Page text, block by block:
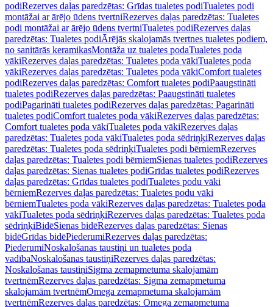
podiRezerves daļas paredzētas: Grīdas tualetes podiTualetes podi
montāžai ar ārējo ūdens tvertniRezerves daļas paredzētas: Tualetes
podi montāžai ar ārējo ūdens tvertniTualetes podiRezerves daļas
paredzētas: Tualetes podiĀrējās skalojamās tvertnes tualetes podiem,
no sanitārās keramikasMontāža uz tualetes podaTualetes poda
vākiRezerves daļas paredzētas: Tualetes poda vākiTualetes poda
vākiRezerves daļas paredzētas: Tualetes poda vākiComfort tualetes
podiRezerves daļas paredzētas: Comfort tualetes podiPaaugstināti
tualetes podiRezerves daļas paredzētas: Paaugstināti tualetes
podiPagarināti tualetes podiRezerves daļas paredzētas: Pagarināti
tualetes podiComfort tualetes poda vākiRezerves daļas paredzētas:
Comfort tualetes poda vākiTualetes poda vākiRezerves daļas
paredzētas: Tualetes poda vākiTualetes poda sēdriņķiRezerves daļas
paredzētas: Tualetes poda sēdriņķiTualetes podi bērniemRezerves
daļas paredzētas: Tualetes podi bērniemSienas tualetes podiRezerves
daļas paredzētas: Sienas tualetes podiGrīdas tualetes podiRezerves
daļas paredzētas: Grīdas tualetes podiTualetes podu vāki
bērniemRezerves daļas paredzētas: Tualetes podu vāki
bērniemTualetes poda vākiRezerves daļas paredzētas: Tualetes poda
vākiTualetes poda sēdriņķiRezerves daļas paredzētas: Tualetes poda
sēdriņķiBidēSienas bidēRezerves daļas paredzētas: Sienas
bidēGrīdas bidēPiederumiRezerves daļas paredzētas:
PiederumiNoskalošanas taustiņi un tualetes poda
vadībaNoskalošanas taustiņiRezerves daļas paredzētas:
Noskalošanas taustiņiSigma zemapmetuma skalojamām
tvertnēmRezerves daļas paredzētas: Sigma zemapmetuma
skalojamām tvertnēmOmega zemapmetuma skalojamām
tvertnēmRezerves daļas paredzētas: Omega zemapmetuma